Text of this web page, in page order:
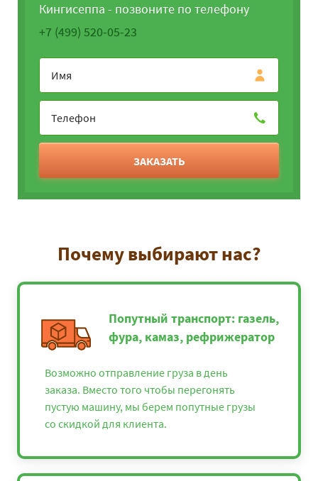
Кингисеппа - позвоните по телефону
+7 (499) 520-05-23
ЗАКАЗАТЬ
Почему выбирают нас?
Попутный транспорт: газель,
фура, камаз, рефрижератор
Возможно отправление груза в день
заказа. Вместо того чтобы перегонять
пустую машину, мы берем попутные грузы
со скидкой для клиента.